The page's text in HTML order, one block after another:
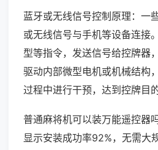
蓝牙或无线信号控制原理：一
或无线信号与手机等设备连接
型等指令，发送信号给控牌器
驱动内部微型电机或机械结构
过程中进行干预，达到控牌目的
普通麻将机可以装万能遥控器
显示安装成功率92%，无需大